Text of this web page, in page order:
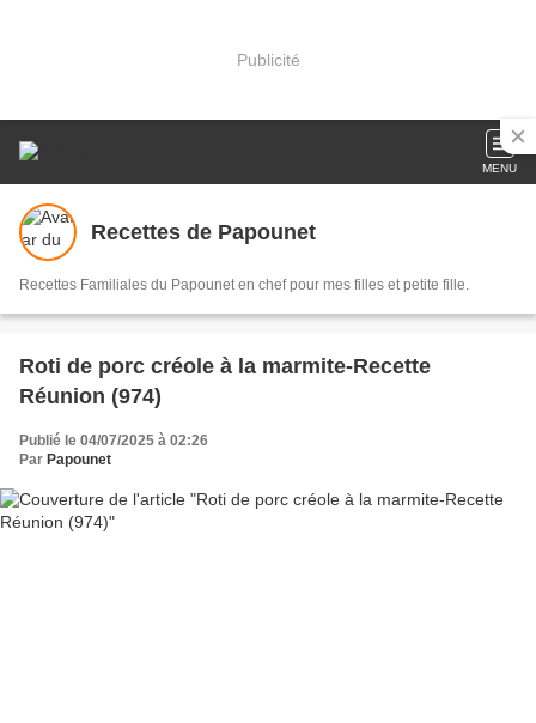
Publicité
MENU
Recettes de Papounet
Recettes Familiales du Papounet en chef pour mes filles et petite fille.
Roti de porc créole à la marmite-Recette
Réunion (974)
Publié le 04/07/2025 à 02:26
Par Papounet